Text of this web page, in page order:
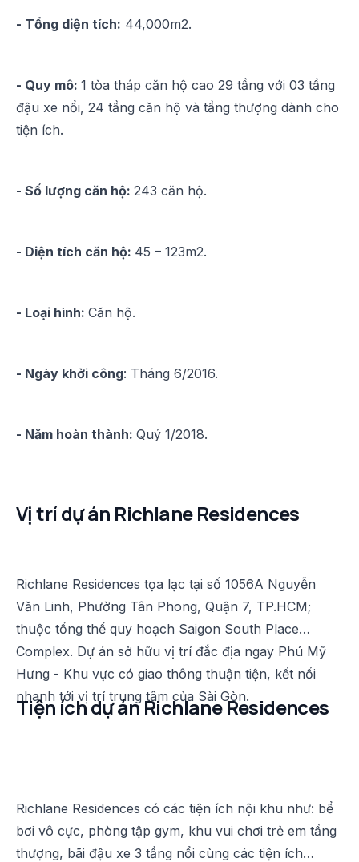
- Tổng diện tích: 44,000m2.
- Quy mô: 1 tòa tháp căn hộ cao 29 tầng với 03 tầng
đậu xe nổi, 24 tầng căn hộ và tầng thượng dành cho
tiện ích.
- Số lượng căn hộ: 243 căn hộ.
- Diện tích căn hộ: 45 – 123m2.
- Loại hình: Căn hộ.
- Ngày khởi công: Tháng 6/2016.
- Năm hoàn thành: Quý 1/2018.
Vị trí dự án Richlane Residences
Richlane Residences tọa lạc tại số 1056A Nguyễn
Văn Linh, Phường Tân Phong, Quận 7, TP.HCM;
thuộc tổng thể quy hoạch Saigon South Place
Complex. Dự án sở hữu vị trí đắc địa ngay Phú Mỹ
Hưng - Khu vực có giao thông thuận tiện, kết nối
nhanh tới vị trí trung tâm của Sài Gòn.
Tiện ích dự án Richlane Residences
Richlane Residences có các tiện ích nội khu như: bể
bơi vô cực, phòng tập gym, khu vui chơi trẻ em tầng
thượng, bãi đậu xe 3 tầng nổi cùng các tiện ích